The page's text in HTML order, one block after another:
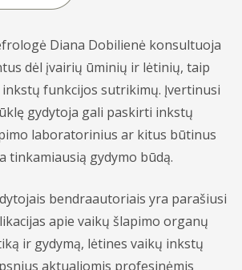
chirurgija
Diana Dobilienė konsultuoja
dėl įvairių ūminių ir lėtinių, taip
funkcijos sutrikimų. Įvertinusi
gydytoja gali paskirti inkstų
laboratorinius ar kitus būtinus
tinkamiausią gydymo būdą.
bendraautoriais yra parašiusi
apie vaikų šlapimo organų
ir gydymą, lėtines vaikų inkstų
aktualiomis profesinėmis